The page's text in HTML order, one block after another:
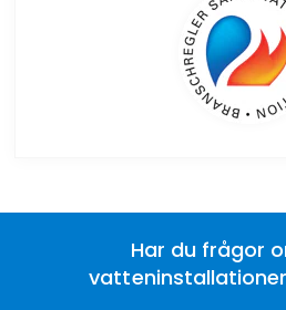
Har du frågor